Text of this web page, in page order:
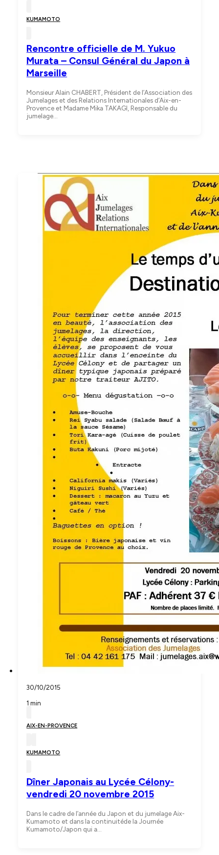
KUMAMOTO
Rencontre officielle de M. Yukuo
Murata – Consul Général du Japon à
Marseille
Monsieur Alain CHABERT, Président de l’Association des
Jumelages et des Relations Internationales d’Aix-en-
Provence et Madame Mika TAKAGI, Responsable du
jumelage…
30/10/2015
1 min
AIX-EN-PROVENCE
KUMAMOTO
Dîner Japonais au Lycée Célony-
vendredi 20 novembre 2015
Dans le cadre de l’année du Japon et du jumelage Aix-
Kumamoto et dans la continuitéde la Journée
Kumamoto/Japon qui a…